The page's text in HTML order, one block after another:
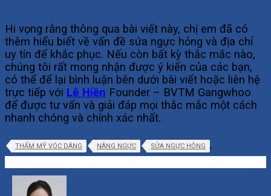
Hi vọng rằng thông qua bài viết này, chị em đã có
thêm hiểu biết về vấn đề sửa ngực hỏng và địa chỉ
uy tín để khắc phục. Nếu còn bất kỳ thắc mắc nào,
chúng tôi rất mong nhận được ý kiến của các bạn,
có thể để lại bình luận bên dưới bài viết hoặc liên hệ
trực tiếp với Lê Hiền Founder – BVTM Gangwhoo
để được tư vấn và giải đáp mọi thắc mắc một cách
nhanh chóng và chính xác nhất.
THẨM MỸ VÓC DÁNG NÂNG NGỰC ,
SỬA NGỰC HỎNG